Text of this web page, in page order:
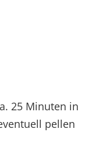
25 Minuten in
pellen